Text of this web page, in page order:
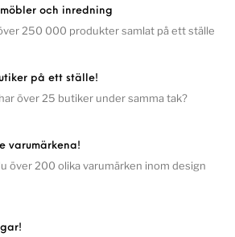
och inredning
250 000 produkter samlat på ett ställe
på ett ställe!
över 25 butiker under samma tak?
varumärkena!
över 200 olika varumärken inom design